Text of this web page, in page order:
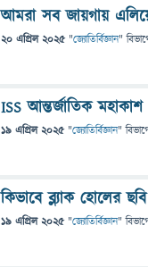
আমরা সব জায়গায়
20 এপ্রিল 2025 "জ্যোতির্বিজ্ঞান"
ISS আন্তর্জাতিক
19 এপ্রিল 2025 "জ্যোতির্বিজ্ঞান"
কিভাবে ব্ল্যাক হোলের
19 এপ্রিল 2025 "জ্যোতির্বিজ্ঞান"